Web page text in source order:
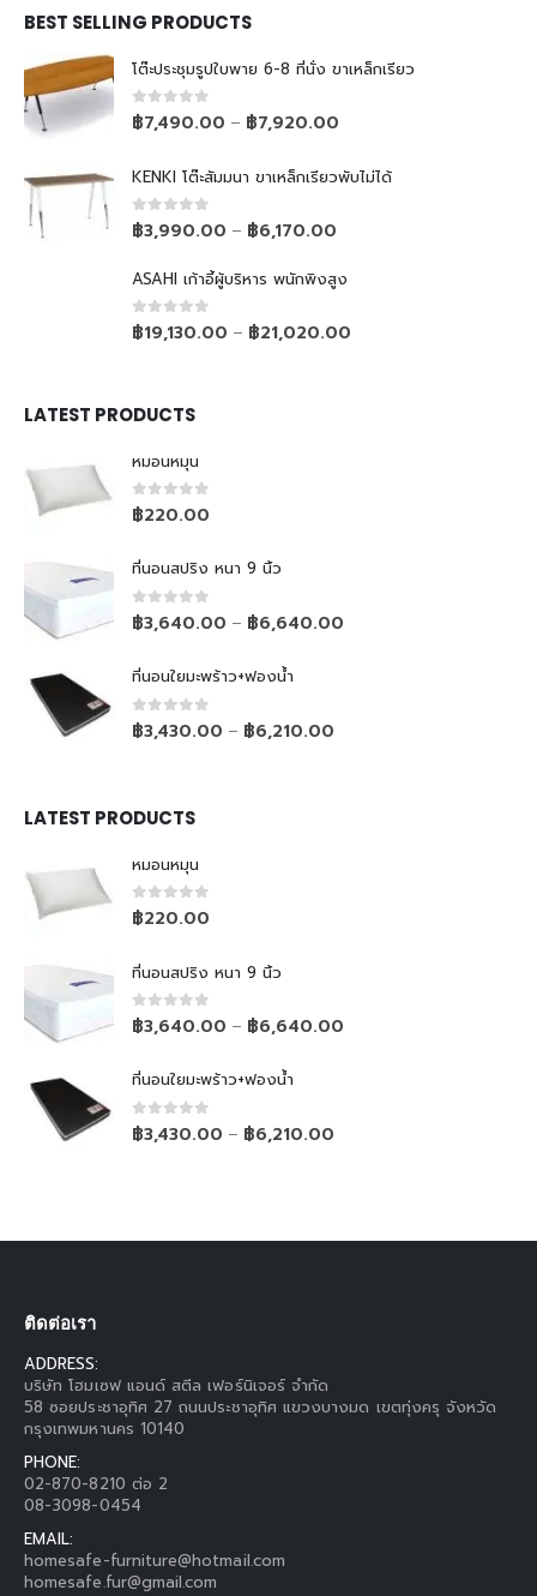
BEST SELLING PRODUCTS
โต๊ะประชุมรูปใบพาย 6-8 ที่นั่ง ขาเหล็กเรียว
0out of 5
฿7,490.00 – ฿7,920.00
KENKI โต๊ะสัมมนา ขาเหล็กเรียวพับไม่ได้
0out of 5
฿3,990.00 – ฿6,170.00
ASAHI เก้าอี้ผู้บริหาร พนักพิงสูง
0out of 5
฿19,130.00 – ฿21,020.00
LATEST PRODUCTS
หมอนหมุน
0out of 5
฿220.00
ที่นอนสปริง หนา 9 นิ้ว
0out of 5
฿3,640.00 – ฿6,640.00
ที่นอนใยมะพร้าว+ฟองน้ำ
0out of 5
฿3,430.00 – ฿6,210.00
LATEST PRODUCTS
หมอนหมุน
0out of 5
฿220.00
ที่นอนสปริง หนา 9 นิ้ว
0out of 5
฿3,640.00 – ฿6,640.00
ที่นอนใยมะพร้าว+ฟองน้ำ
0out of 5
฿3,430.00 – ฿6,210.00
ติดต่อเรา
ADDRESS:
บริษัท โฮมเซฟ แอนด์ สตีล เฟอร์นิเจอร์ จำกัด
58 ซอยประชาอุทิศ 27 ถนนประชาอุทิศ แขวงบางมด เขตทุ่งครุ จังหวัด
กรุงเทพมหานคร 10140
PHONE:
02-870-8210 ต่อ 2
08-3098-0454
EMAIL:
homesafe-furniture@hotmail.com
homesafe.fur@gmail.com